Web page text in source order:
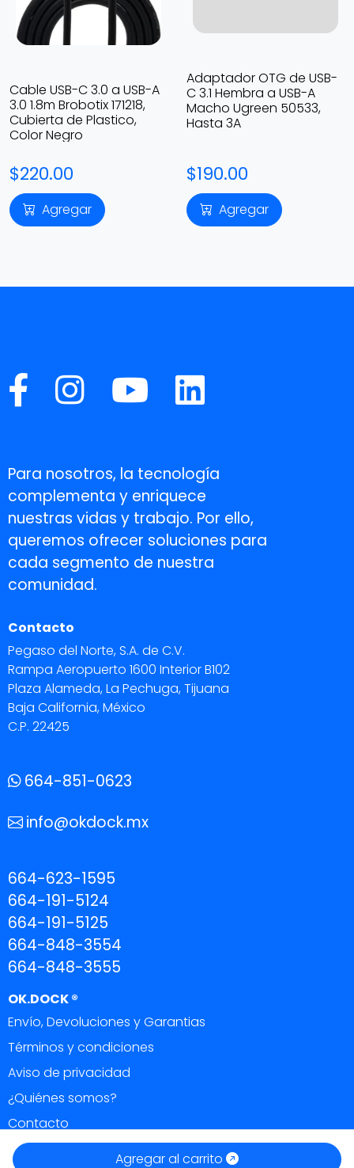
Agregar al carrito
Cable USB-C 3.0 a USB-A
3.0 1.8m Brobotix 171218,
Cubierta de Plastico,
Color Negro
$220.00
Agregar
Adaptador OTG de USB-
C 3.1 Hembra a USB-A
Macho Ugreen 50533,
Hasta 3A
$190.00
Agregar
Para nosotros, la tecnología
complementa y enriquece
nuestras vidas y trabajo. Por ello,
queremos ofrecer soluciones para
cada segmento de nuestra
comunidad.
Contacto
Pegaso del Norte, S.A. de C.V.
Rampa Aeropuerto 1600 Interior B102
Plaza Alameda, La Pechuga, Tijuana
Baja California, México
C.P. 22425
664-851-0623
info@okdock.mx
664-623-1595
664-191-5124
664-191-5125
664-848-3554
664-848-3555
OK.DOCK ®
Envío, Devoluciones y Garantias
Términos y condiciones
Aviso de privacidad
¿Quiénes somos?
Contacto
Todos los derechos reservados 2026.